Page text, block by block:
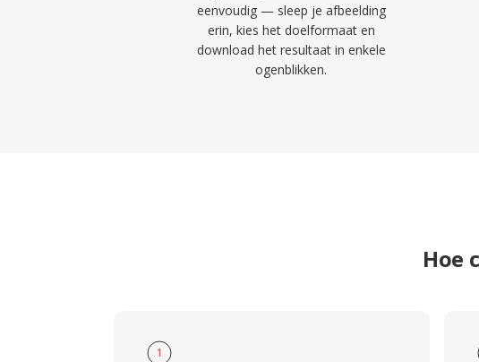
eenvoudig — sleep je afbeelding
erin, kies het doelformaat en
download het resultaat in enkele
ogenblikken.
Hoe
1